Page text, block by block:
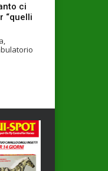
ci
“quelli